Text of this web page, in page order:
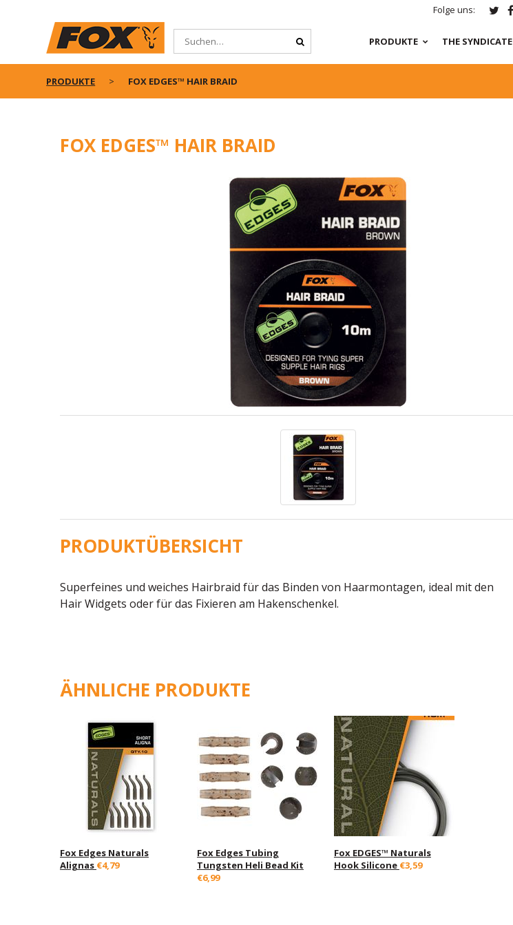
Folge uns:
PRODUKTE THE SYNDICATE
PRODUKTE FOX EDGES™ HAIR BRAID
FOX EDGES™ HAIR BRAID
PRODUKTÜBERSICHT
Superfeines und weiches Hairbraid für das Binden von Haarmontagen, ideal mit den
Hair Widgets oder für das Fixieren am Hakenschenkel.
ÄHNLICHE PRODUKTE
Fox Edges Naturals
Alignas €4,79
Fox Edges Tubing
Tungsten Heli Bead Kit
€6,99
Fox EDGES™ Naturals
Hook Silicone €3,59